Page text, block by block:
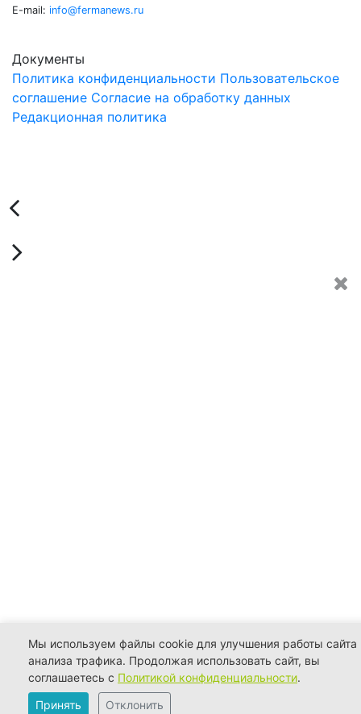
E-mail: info@fermanews.ru
Документы
Политика конфиденциальности Пользовательское
соглашение Согласие на обработку данных
Редакционная политика
Мы используем файлы cookie для улучшения работы сайта
анализа трафика. Продолжая использовать сайт, вы
соглашаетесь с Политикой конфиденциальности.
Принять
Отклонить